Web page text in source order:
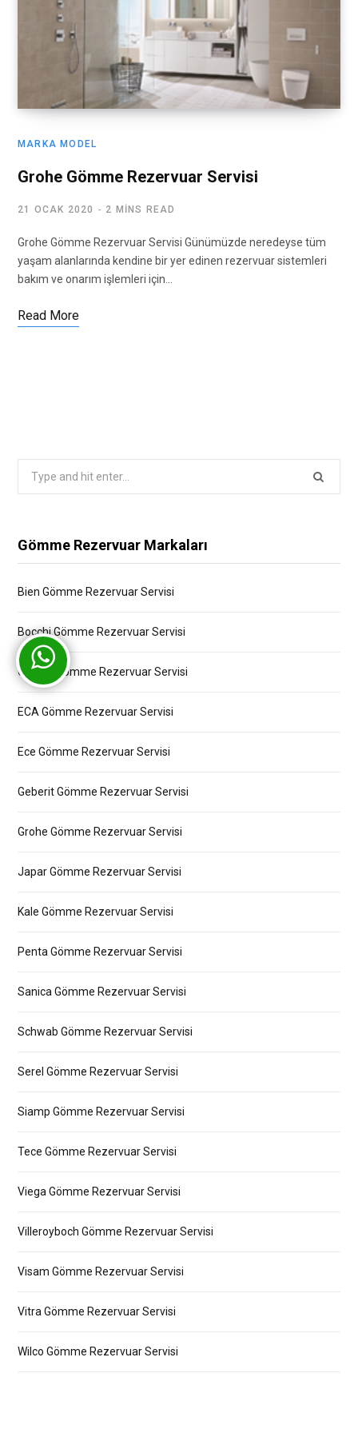
MARKA MODEL
Grohe Gömme Rezervuar Servisi
21 OCAK 2020 2 MINS READ
Grohe Gömme Rezervuar Servisi Günümüzde neredeyse tüm
yaşam alanlarında kendine bir yer edinen rezervuar sistemleri
bakım ve onarım işlemleri için…
Read More
Gömme Rezervuar Markaları
Bien Gömme Rezervuar Servisi
Bocchi Gömme Rezervuar Servisi
Creavit Gömme Rezervuar Servisi
ECA Gömme Rezervuar Servisi
Ece Gömme Rezervuar Servisi
Geberit Gömme Rezervuar Servisi
Grohe Gömme Rezervuar Servisi
Japar Gömme Rezervuar Servisi
Kale Gömme Rezervuar Servisi
Penta Gömme Rezervuar Servisi
Sanica Gömme Rezervuar Servisi
Schwab Gömme Rezervuar Servisi
Serel Gömme Rezervuar Servisi
Siamp Gömme Rezervuar Servisi
Tece Gömme Rezervuar Servisi
Viega Gömme Rezervuar Servisi
Villeroyboch Gömme Rezervuar Servisi
Visam Gömme Rezervuar Servisi
Vitra Gömme Rezervuar Servisi
Wilco Gömme Rezervuar Servisi